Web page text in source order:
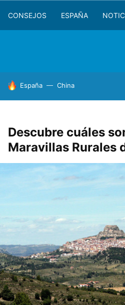
CONSEJOS ESPAÑA
HOY SE HABLA DE
España China
Descubre cuáles
Maravillas Rurales